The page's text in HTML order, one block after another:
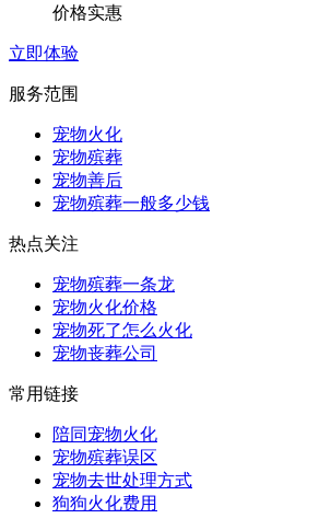
价格实惠
立即体验
服务范围
宠物火化
宠物殡葬
宠物善后
宠物殡葬一般多少钱
热点关注
宠物殡葬一条龙
宠物火化价格
宠物死了怎么火化
宠物丧葬公司
常用链接
陪同宠物火化
宠物殡葬误区
宠物去世处理方式
狗狗火化费用